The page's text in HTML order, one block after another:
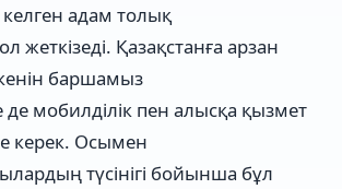
адам толық
жеткізеді. Қазақстанға арзан
баршамыз
де мобилділік пен алысқа қызмет
керек. Осымен
түсінігі бойынша бұл